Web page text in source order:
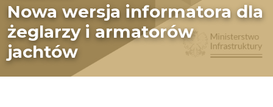
Nowa wersja informatora dla
żeglarzy i armatorów
jachtów